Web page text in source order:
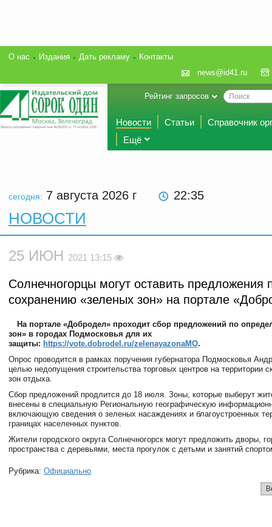
О нас Издания Дать рекламу
Контакты
news@id41.ru
Рейтинг запросов
Новости Статьи
Справочник
Ещё
сегодня: 7 августа 2026 г 22:35
НОВОСТИ
25 ИЮН 2021 13:15
Солнечногорцы могут оставить предложения
сохранению «зеленых зон» на портале
На портале «Добродел» проходит сбор предложений по
зон» в городах Подмосковья для их
защиты: https://vote.dobrodel.ru/zelenayazonaMO.
Опрос проводится в рамках поручения губернатора Подмосковья
целью недопущения строительства торговых центров на территории
зон отдыха.
Сбор предложений продлится до 18 июля. Зоны, которые выберут
внесены в специальную Региональную географическую
включающую сведения о зеленых насаждениях и благоустроенных
границах населенных пунктов.
Жители городского округа Солнечногорск могут предложить дворы,
пространства с деревьями, места прогулок с детьми и занятий
Рубрика: Официально